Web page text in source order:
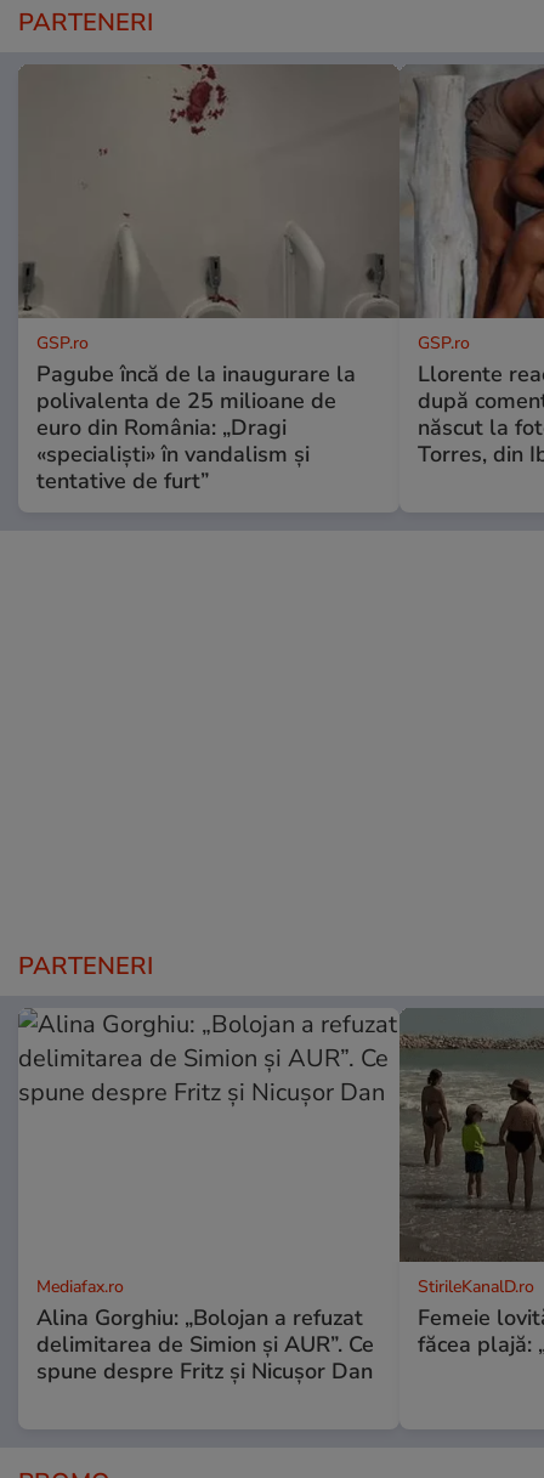
PARTENERI
GSP.ro
Pagube încă de la inaugurare la
polivalenta de 25 milioane de
euro din România: „Dragi
«specialiști» în vandalism și
tentative de furt”
GSP.ro
Llorente
după
născut la
Torres, din
PARTENERI
Mediafax.ro
Alina Gorghiu: „Bolojan a refuzat
delimitarea de Simion și AUR”. Ce
spune despre Fritz și Nicușor Dan
StirileKanalD.ro
Femeie
făcea plajă: